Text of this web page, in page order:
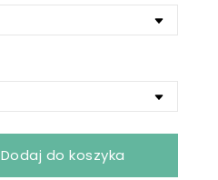
Dodaj do koszyka